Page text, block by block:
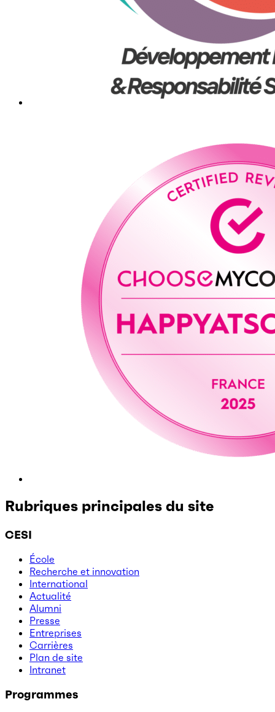
Rubriques principales du site
CESI
École
Recherche et innovation
International
Actualité
Alumni
Presse
Entreprises
Carrières
Plan de site
Intranet
Programmes